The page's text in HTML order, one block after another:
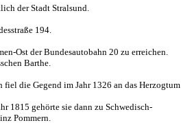
der Stadt Stralsund.
194.
Ost der Bundesautobahn 20 zu erreichen.
Barthe.
die Gegend im Jahr 1326 an das Herzogtum
1815 gehörte sie dann zu Schwedisch-
Pommern.